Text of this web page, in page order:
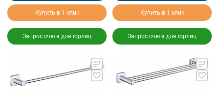
Купить в 1 клик
Запрос счета для юрлиц
Купить в 1 клик
Запрос счета для юрлиц